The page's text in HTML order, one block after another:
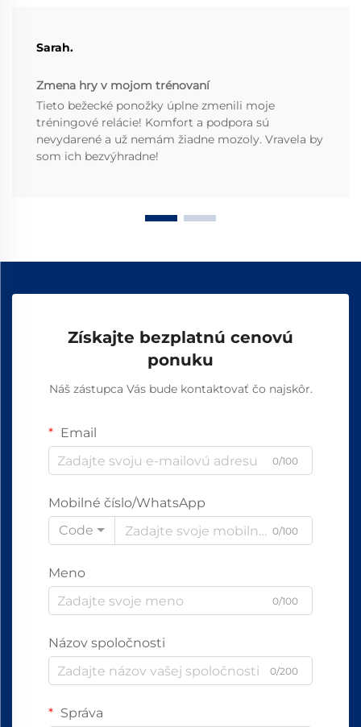
Sarah.
Zmena hry v mojom trénovaní
Tieto bežecké ponožky úplne zmenili moje
tréningové relácie! Komfort a podpora sú
nevydarené a už nemám žiadne mozoly. Vravela by
som ich bezvýhradne!
Získajte bezplatnú cenovú
ponuku
Náš zástupca Vás bude kontaktovať čo najskôr.
Email
0/100
Mobilné číslo/WhatsApp
Code
0/100
Meno
0/100
Názov spoločnosti
0/200
Správa